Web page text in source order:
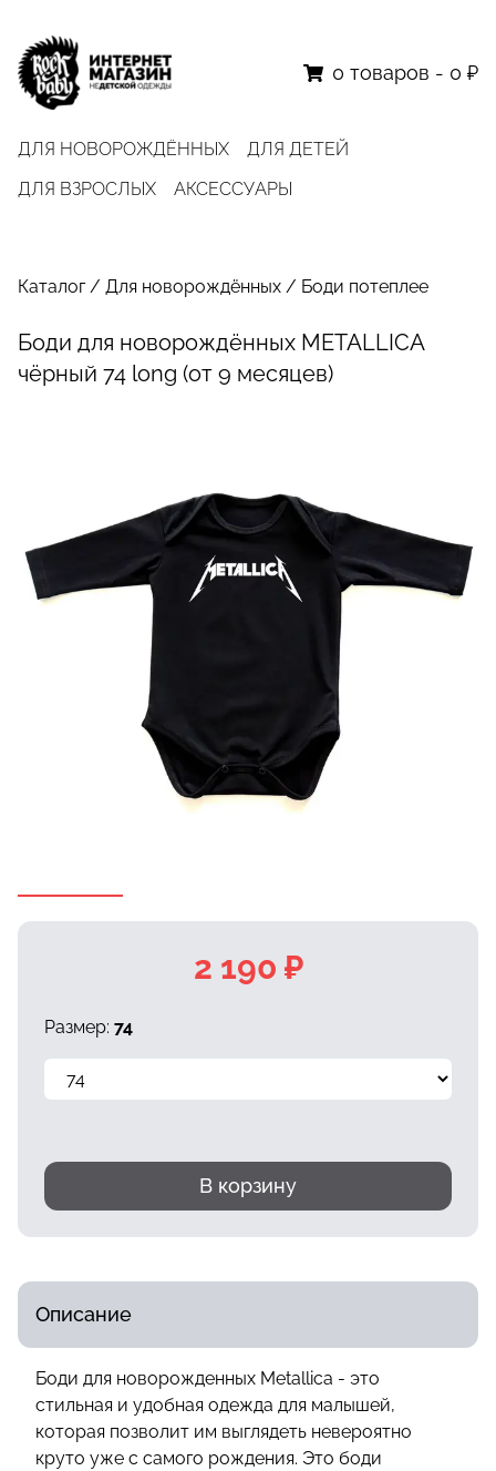
ДЛЯ НОВОРОЖДЁННЫХ
ДЛЯ ДЕТЕЙ
ДЛЯ ВЗРОСЛЫХ
АКСЕССУАРЫ
0 товаров - 0 ₽
Каталог/ Для новорождённых / Боди потеплее
Боди для новорождённых METALLICA
чёрный 74 long (от 9 месяцев)
2 190 ₽
Размер: 74
В корзину
Описание
Боди для новорожденных Metallica - это
стильная и удобная одежда для малышей,
которая позволит им выглядеть невероятно
круто уже с самого рождения. Это боди